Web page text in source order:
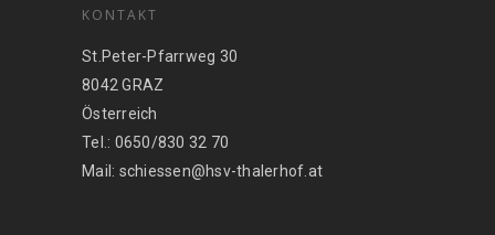
KONTAKT
St.Peter-Pfarrweg 30
8042 GRAZ
Österreich
Tel.: 0650/830 32 70
Mail: schiessen@hsv-thalerhof.at